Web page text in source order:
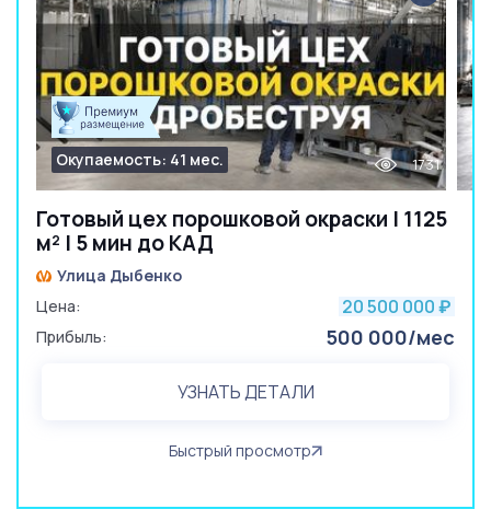
Готовый цех порошковой окраски | 1125
м² | 5 мин до КАД
Окупаемость: 41 мес. 1731
Улица Дыбенко
Цена:
20 500 000 ₽
Прибыль: 500 000/мес
УЗНАТЬ ДЕТАЛИ
Быстрый просмотр